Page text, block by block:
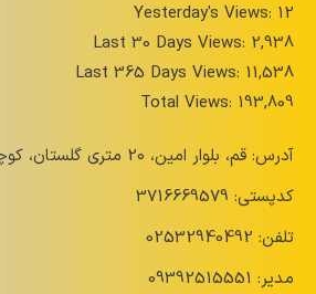
Yesterday's Views: 12
Last 30 Days Views: 2,938
Last 365 Days Views: 11,538
Total Views: 193,809
آدرس: قم، بلوار امین، 20 متری گلستان، کوچه 27، پلاک 8
کدپستی: 3716669579
تلفن: 02532940492
مدیر: 09392515551